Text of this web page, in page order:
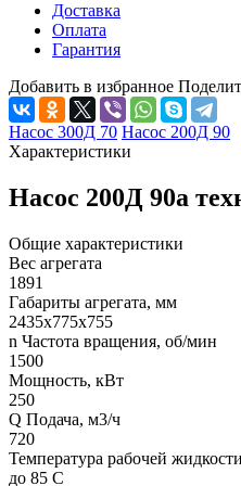
Доставка
Оплата
Гарантия
Добавить в избранное
Насос 300Д 70 Насос 200Д 90
Характеристики
Насос 200Д 90а
Общие характеристики
Вес агрегата
1891
Габариты агрегата, мм
2435х775х755
n Частота вращения, об/мин
1500
Мощность, кВт
250
Q Подача, м3/ч
720
Температура рабочей
до 85 С